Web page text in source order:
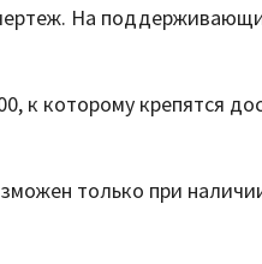
На
к которому крепятся
только при